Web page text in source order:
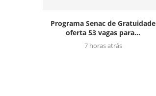
Programa Senac de Gratuidade
oferta 53 vagas para...
7 horas atrás